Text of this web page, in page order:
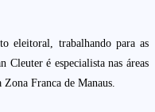
eleitoral, trabalhando para as
Cleuter é especialista nas áreas
Franca de Manaus.